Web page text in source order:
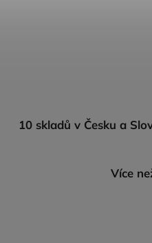
10 skladů v Česku a
Více